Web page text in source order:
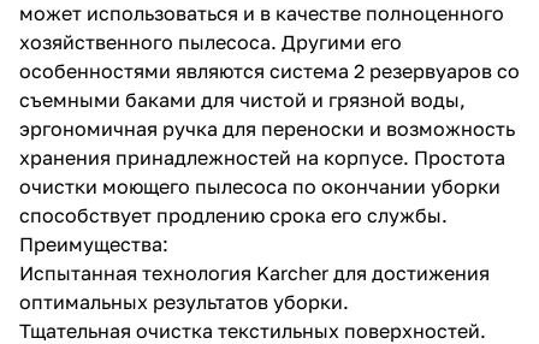
может использоваться и в качестве полноценного
хозяйственного пылесоса. Другими его
особенностями являются система 2 резервуаров со
съемными баками для чистой и грязной воды,
эргономичная ручка для переноски и возможность
хранения принадлежностей на корпусе. Простота
очистки моющего пылесоса по окончании уборки
способствует продлению срока его службы.
Преимущества:
Испытанная технология Karcher для достижения
оптимальных результатов уборки.
Тщательная очистка текстильных поверхностей.